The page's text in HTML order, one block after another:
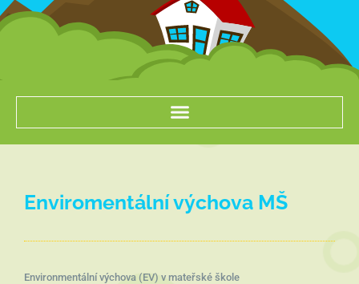
Enviromentální výchova MŠ
Environmentální výchova (EV) v mateřské škole